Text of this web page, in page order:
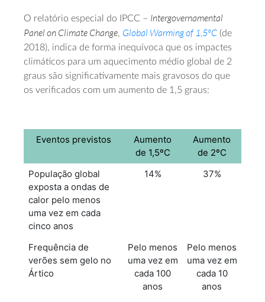
O relatório especial do IPCC – Intergovernamental
Panel on Climate Change, Global Warming of 1,5ºC (de
2018), indica de forma inequívoca que os impactes
climáticos para um aquecimento médio global de 2
graus são significativamente mais gravosos do que
os verificados com um aumento de 1,5 graus:
Eventos previstos
Aumento
de 1,5ºC
Aumento
de 2ºC
População global
exposta a ondas de
calor pelo menos
uma vez em cada
cinco anos
14% 37%
Frequência de
verões sem gelo no
Ártico
Pelo menos
uma vez em
cada 100
anos
Pelo menos
uma vez em
cada 10
anos